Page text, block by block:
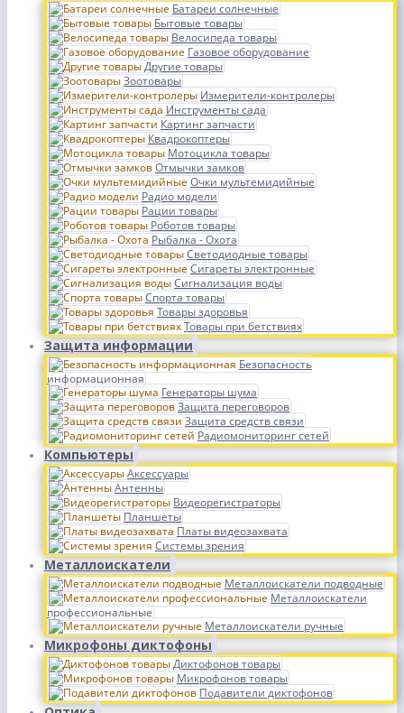
Батареи солнечные
Бытовые товары
Велосипеда товары
Газовое оборудование
Другие товары
Зоотовары
Измерители-контролеры
Инструменты сада
Картинг запчасти
Квадрокоптеры
Мотоцикла товары
Отмычки замков
Очки мультемидийные
Радио модели
Рации товары
Роботов товары
Рыбалка - Охота
Светодиодные товары
Сигареты электронные
Сигнализация воды
Спорта товары
Товары здоровья
Товары при бетствиях
Защита информации
Безопасность
информационная
Генераторы шума
Защита переговоров
Защита средств связи
Радиомониторинг сетей
Компьютеры
Аксессуары
Антенны
Видеорегистраторы
Планшеты
Платы видеозахвата
Системы зрения
Металлоискатели
Металлоискатели подводные
Металлоискатели
профессиональные
Металлоискатели ручные
Микрофоны диктофоны
Диктофонов товары
Микрофонов товары
Подавители диктофонов